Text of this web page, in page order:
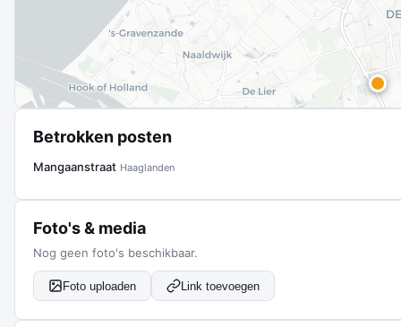
Betrokken posten
Mangaanstraat Haaglanden
Foto's & media
Nog geen foto's beschikbaar.
Foto uploaden Link toevoegen